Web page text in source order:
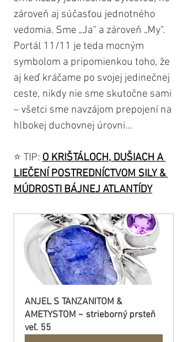
zároveň aj súčasťou jednotného
vedomia. Sme „Ja“ a zároveň „My“.
Portál 11/11 je teda mocným
symbolom a pripomienkou toho, že
aj keď kráčame po svojej jedinečnej
ceste, nikdy nie sme skutočne sami
– všetci sme navzájom prepojení na
hlbokej duchovnej úrovni...
⭐️ TIP: O KRIŠTÁLOCH, DUŠIACH A
LIEČENÍ POSTREDNÍCTVOM SILY &
MÚDROSTI BÁJNEJ ATLANTÍDY
ANJEL S TANZANITOM &
AMETYSTOM ~ strieborný prsteň
veľ. 55